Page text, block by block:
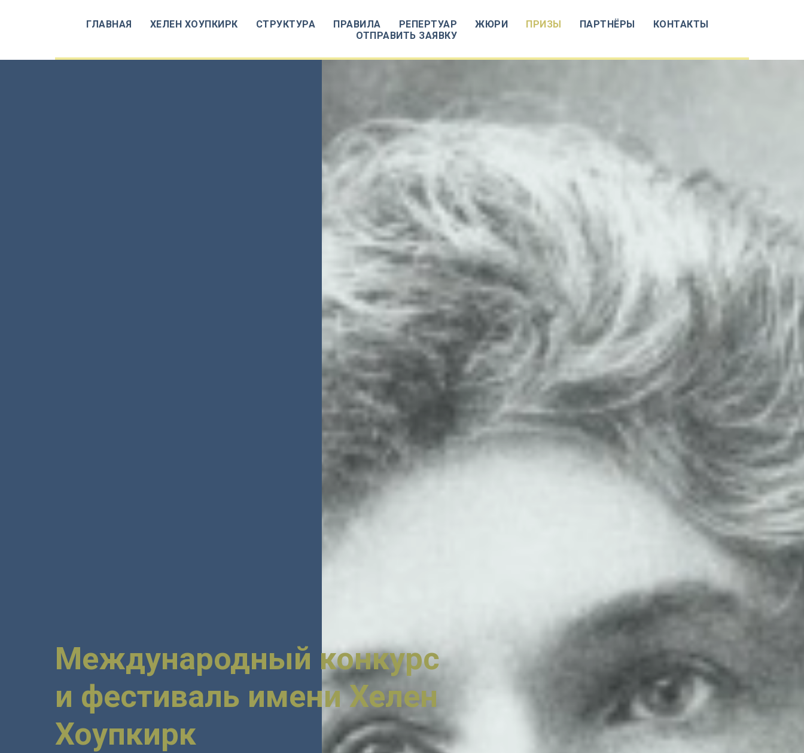
ГЛАВНАЯ ХЕЛЕН ХОУПКИРК СТРУКТУРА ПРАВИЛА РЕПЕРТУАР ЖЮРИ ПРИЗЫ ПАРТНЁРЫ
КОНТАКТЫ
ОТПРАВИТЬ ЗАЯВКУ
Международный конкурс
и фестиваль имени Хелен
Хоупкирк